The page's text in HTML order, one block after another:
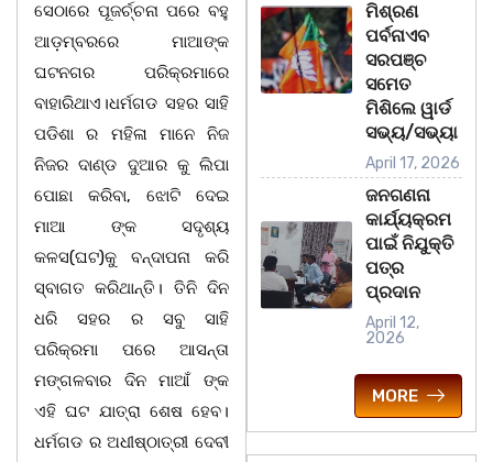
ସେଠାରେ ପୂଜର୍ଚ୍ଚନା ପରେ ବହୁ
ଆଡ଼ମ୍ବରରେ ମାଆଙ୍କ
ଘଟନଗର ପରିକ୍ରମାରେ
ବାହାରିଥାଏ।ଧର୍ମଗଡ ସହର ସାହି
ପଡିଶା ର ମହିଳା ମାନେ ନିଜ
ନିଜର ଦାଣ୍ଡ ଦୁଆର କୁ ଲିପା
ପୋଛା କରିବା, ଝୋଟି ଦେଇ
ମାଆ ଙ୍କ ସଦୃଶ୍ୟ
କଳସ(ଘଟ)କୁ ବନ୍ଦାପନା କରି
ସ୍ବାଗତ କରିଥାନ୍ତି। ତିନି ଦିନ
ଧରି ସହର ର ସବୁ ସାହି
ପରିକ୍ରମା ପରେ ଆସନ୍ତା
ମଙ୍ଗଳବାର ଦିନ ମାଆଁ ଙ୍କ
ଏହି ଘଟ ଯାତ୍ରା ଶେଷ ହେବ।
ଧର୍ମଗଡ ର ଅଧୀଷ୍ଠାତ୍ରୀ ଦେବୀ
ମିଶ୍ରଣ
ପର୍ବନାଏବ
ସରପଞ୍ଚ
ସମେତ
ମିଶିଲେ ୱାର୍ଡ
ସଭ୍ୟ/ସଭ୍ୟା
April 17, 2026
ଜନଗଣନା
କାର୍ଯ୍ୟକ୍ରମ
ପାଇଁ ନିଯୁକ୍ତି
ପତ୍ର
ପ୍ରଦାନ
April 12,
2026
MORE